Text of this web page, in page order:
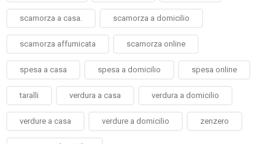
scamorza a casa. scamorza a domicilio
scamorza affumicata scamorza online
spesa a casa spesa a domicilio spesa online
taralli verdura a casa verdura a domicilio
verdure a casa verdure a domicilio zenzero